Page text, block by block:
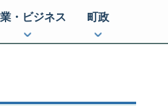
・ビジネス 町政